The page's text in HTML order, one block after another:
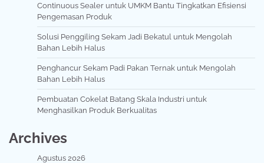
Continuous Sealer untuk UMKM Bantu Tingkatkan Efisiensi
Pengemasan Produk
Solusi Penggiling Sekam Jadi Bekatul untuk Mengolah
Bahan Lebih Halus
Penghancur Sekam Padi Pakan Ternak untuk Mengolah
Bahan Lebih Halus
Pembuatan Cokelat Batang Skala Industri untuk
Menghasilkan Produk Berkualitas
Archives
Agustus 2026